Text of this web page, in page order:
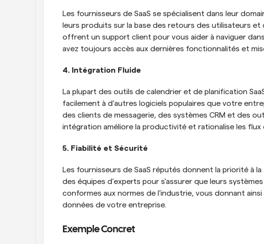
Les fournisseurs de SaaS se spécialisent dans leur
leurs produits sur la base des retours des utilisateurs et
offrent un support client pour vous aider à naviguer
avez toujours accès aux dernières fonctionnalités et
4. Intégration Fluide
La plupart des outils de calendrier et de planification
facilement à d'autres logiciels populaires que votre
des clients de messagerie, des systèmes CRM et des
intégration améliore la productivité et rationalise les flux
5. Fiabilité et Sécurité
Les fournisseurs de SaaS réputés donnent la priorité à
des équipes d'experts pour s'assurer que leurs
conformes aux normes de l'industrie, vous donnant
données de votre entreprise.
Exemple Concret